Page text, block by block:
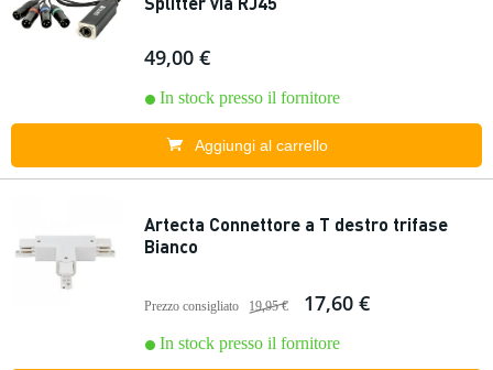
49,00 €
In stock presso il fornitore
Aggiungi al carrello
Artecta Connettore a T destro trifase
Bianco
Prezzo consigliato 19,95 € 17,60 €
In stock presso il fornitore